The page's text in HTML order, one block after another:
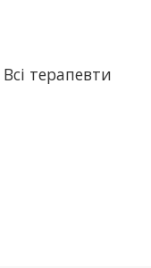
Всі терапевти